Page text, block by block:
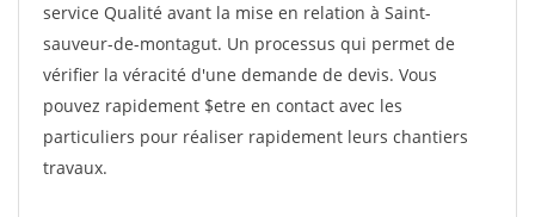
service Qualité avant la mise en relation à Saint-
sauveur-de-montagut. Un processus qui permet de
vérifier la véracité d'une demande de devis. Vous
pouvez rapidement $etre en contact avec les
particuliers pour réaliser rapidement leurs chantiers
travaux.